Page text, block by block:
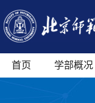
首页 学部概况